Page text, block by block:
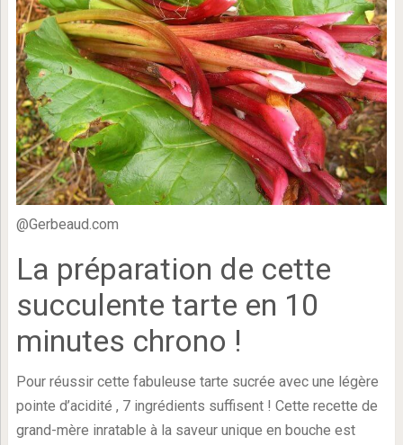
@Gerbeaud.com
La préparation de cette
succulente tarte en 10
minutes chrono !
Pour réussir cette fabuleuse tarte sucrée avec une légère
pointe d’acidité , 7 ingrédients suffisent ! Cette recette de
grand-mère inratable à la saveur unique en bouche est